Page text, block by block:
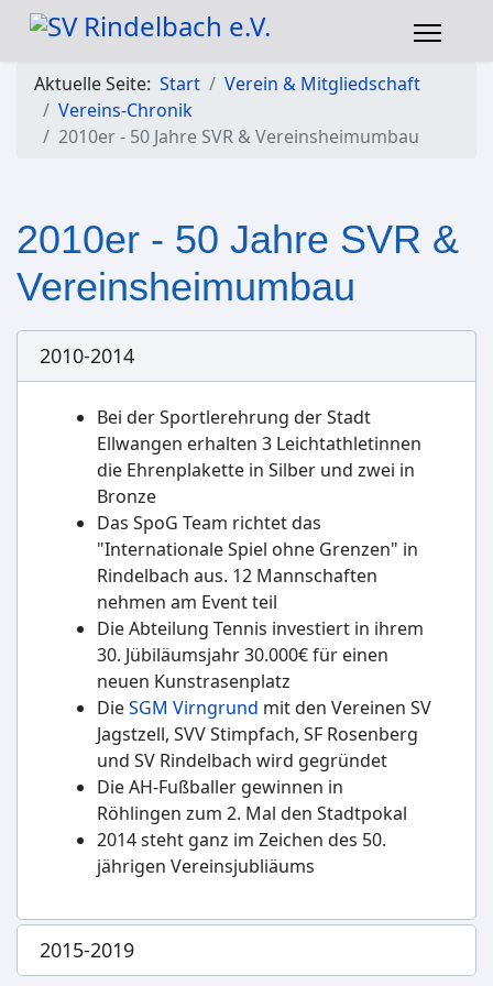
Aktuelle Seite: Start
Verein & Mitgliedschaft
Vereins-Chronik
2010er - 50 Jahre SVR & Vereinsheimumbau
2010er - 50 Jahre SVR &
Vereinsheimumbau
2010-2014
Bei der Sportlerehrung der Stadt
Ellwangen erhalten 3 Leichtathletinnen
die Ehrenplakette in Silber und zwei in
Bronze
Das SpoG Team richtet das
"Internationale Spiel ohne Grenzen" in
Rindelbach aus. 12 Mannschaften
nehmen am Event teil
Die Abteilung Tennis investiert in ihrem
30. Jübiläumsjahr 30.000€ für einen
neuen Kunstrasenplatz
DieSGM Virngrund mit den Vereinen SV
Jagstzell, SVV Stimpfach, SF Rosenberg
und SV Rindelbach wird gegründet
Die AH-Fußballer gewinnen in
Röhlingen zum 2. Mal den Stadtpokal
2014 steht ganz im Zeichen des 50.
jährigen Vereinsjubliäums
2015-2019